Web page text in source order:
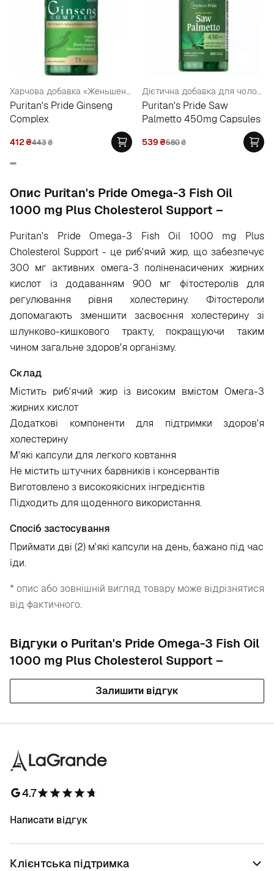
Харчова добавка «Женьшень комплекс»
Puritan's Pride Ginseng
Complex
412₴443₴
Дієтична добавка для чоловіків
Puritan's Pride Saw
Palmetto 450mg Capsules
539₴580₴
Опис Puritan's Pride Omega-3 Fish Oil
1000 mg Plus Cholesterol Support –
Puritan's Pride Omega-3 Fish Oil 1000 mg Plus
Cholesterol Support - це риб'ячий жир, що забезпечує
300 мг активних омега-3 поліненасичених жирних
кислот із додаванням 900 мг фітостеролів для
регулювання рівня холестерину. Фітостероли
допомагають зменшити засвоєння холестерину зі
шлунково-кишкового тракту, покращуючи таким
чином загальне здоров'я організму.
Склад
Містить риб'ячий жир із високим вмістом Омега-3
жирних кислот
Додаткові компоненти для підтримки здоров'я
холестерину
М'які капсули для легкого ковтання
Не містить штучних барвників і консервантів
Виготовлено з високоякісних інгредієнтів
Підходить для щоденного використання.
Спосіб застосування
Приймати дві (2) м'які капсули на день, бажано під час
їди.
* опис або зовнішній вигляд товару може відрізнятися
від фактичного.
Відгуки о Puritan's Pride Omega-3 Fish Oil
1000 mg Plus Cholesterol Support –
Залишити відгук
4.7
Написати відгук
Клієнтська підтримка